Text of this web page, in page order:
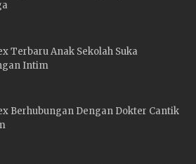
Terbaru Anak Sekolah Suka
Intim
Berhubungan Dengan Dokter Cantik